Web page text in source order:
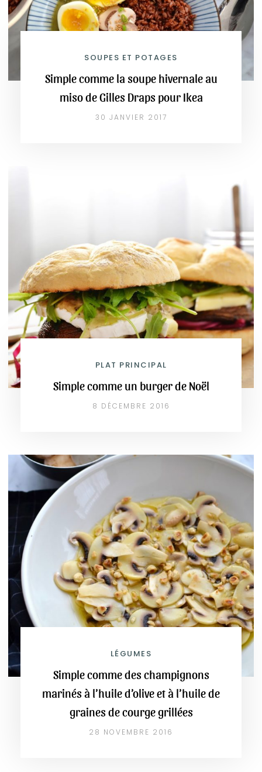
SOUPES ET POTAGES
Simple comme la soupe hivernale au
miso de Gilles Draps pour Ikea
30 JANVIER 2017
PLAT PRINCIPAL
Simple comme un burger de Noël
8 DÉCEMBRE 2016
LÉGUMES
Simple comme des champignons
marinés à l’huile d’olive et à l’huile de
graines de courge grillées
28 NOVEMBRE 2016